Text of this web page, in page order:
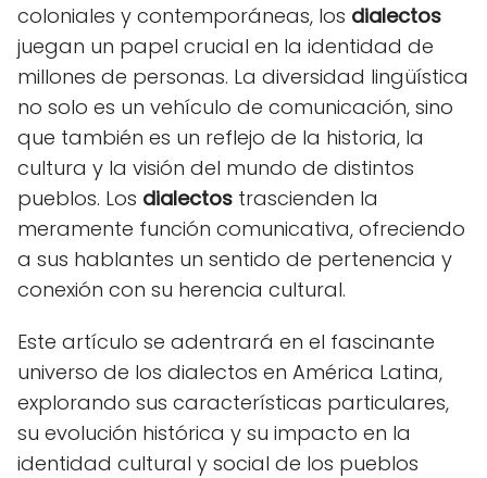
coloniales y contemporáneas, los dialectos
juegan un papel crucial en la identidad de
millones de personas. La diversidad lingüística
no solo es un vehículo de comunicación, sino
que también es un reflejo de la historia, la
cultura y la visión del mundo de distintos
pueblos. Los dialectos trascienden la
meramente función comunicativa, ofreciendo
a sus hablantes un sentido de pertenencia y
conexión con su herencia cultural.
Este artículo se adentrará en el fascinante
universo de los dialectos en América Latina,
explorando sus características particulares,
su evolución histórica y su impacto en la
identidad cultural y social de los pueblos